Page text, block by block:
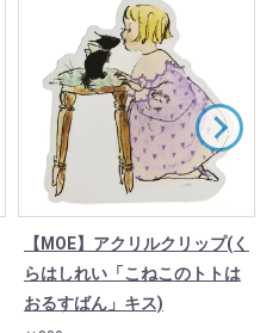
【MOE】アクリルクリップ(く
らはしれい「こねこのトトは
おるすばん」キス)